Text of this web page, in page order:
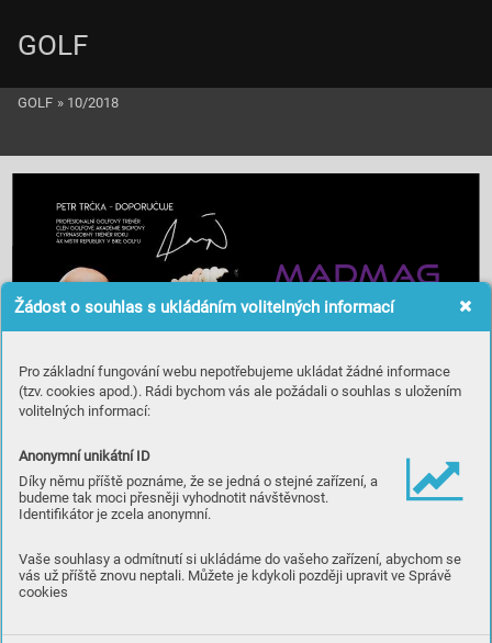
Žádost o souhlas s ukládáním volitelných informací
Pro základní fungování webu nepotřebujeme ukládat žádné informace
(tzv. cookies apod.). Rádi bychom vás ale požádali o souhlas s uložením
volitelných informací:
Anonymní unikátní ID
Díky němu příště poznáme, že se jedná o stejné zařízení, a
budeme tak moci přesněji vyhodnotit návštěvnost.
Identifikátor je zcela anonymní.
Vaše souhlasy a odmítnutí si ukládáme do vašeho zařízení, abychom se
vás už příště znovu neptali. Můžete je kdykoli později upravit ve Správě
cookies
GOLF
GOLF » 10/2018